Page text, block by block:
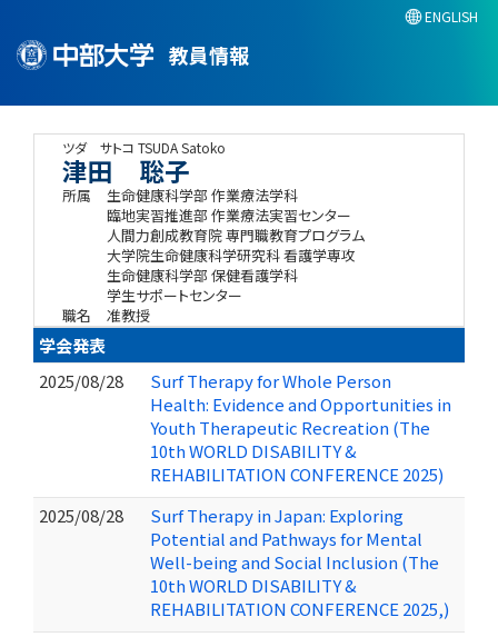
教員情報
ENGLISH
ツダ サトコ TSUDA Satoko
津田 聡子
所属
生命健康科学部 作業療法学科
臨地実習推進部 作業療法実習センター
人間力創成教育院 専門職教育プログラム
大学院生命健康科学研究科 看護学専攻
生命健康科学部 保健看護学科
学生サポートセンター
職名
准教授
学会発表
2025/08/28
Surf Therapy for Whole Person
Health: Evidence and Opportunities in
Youth Therapeutic Recreation (The
10th WORLD DISABILITY &
REHABILITATION CONFERENCE 2025)
2025/08/28
Surf Therapy in Japan: Exploring
Potential and Pathways for Mental
Well-being and Social Inclusion (The
10th WORLD DISABILITY &
REHABILITATION CONFERENCE 2025,)